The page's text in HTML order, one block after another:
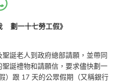
劃一十七勞工假》
誕老人到政府總部請願，並帶同
誕禮物和請願信，要求儘快劃一
）跟 17 天的公眾假期（又稱銀行